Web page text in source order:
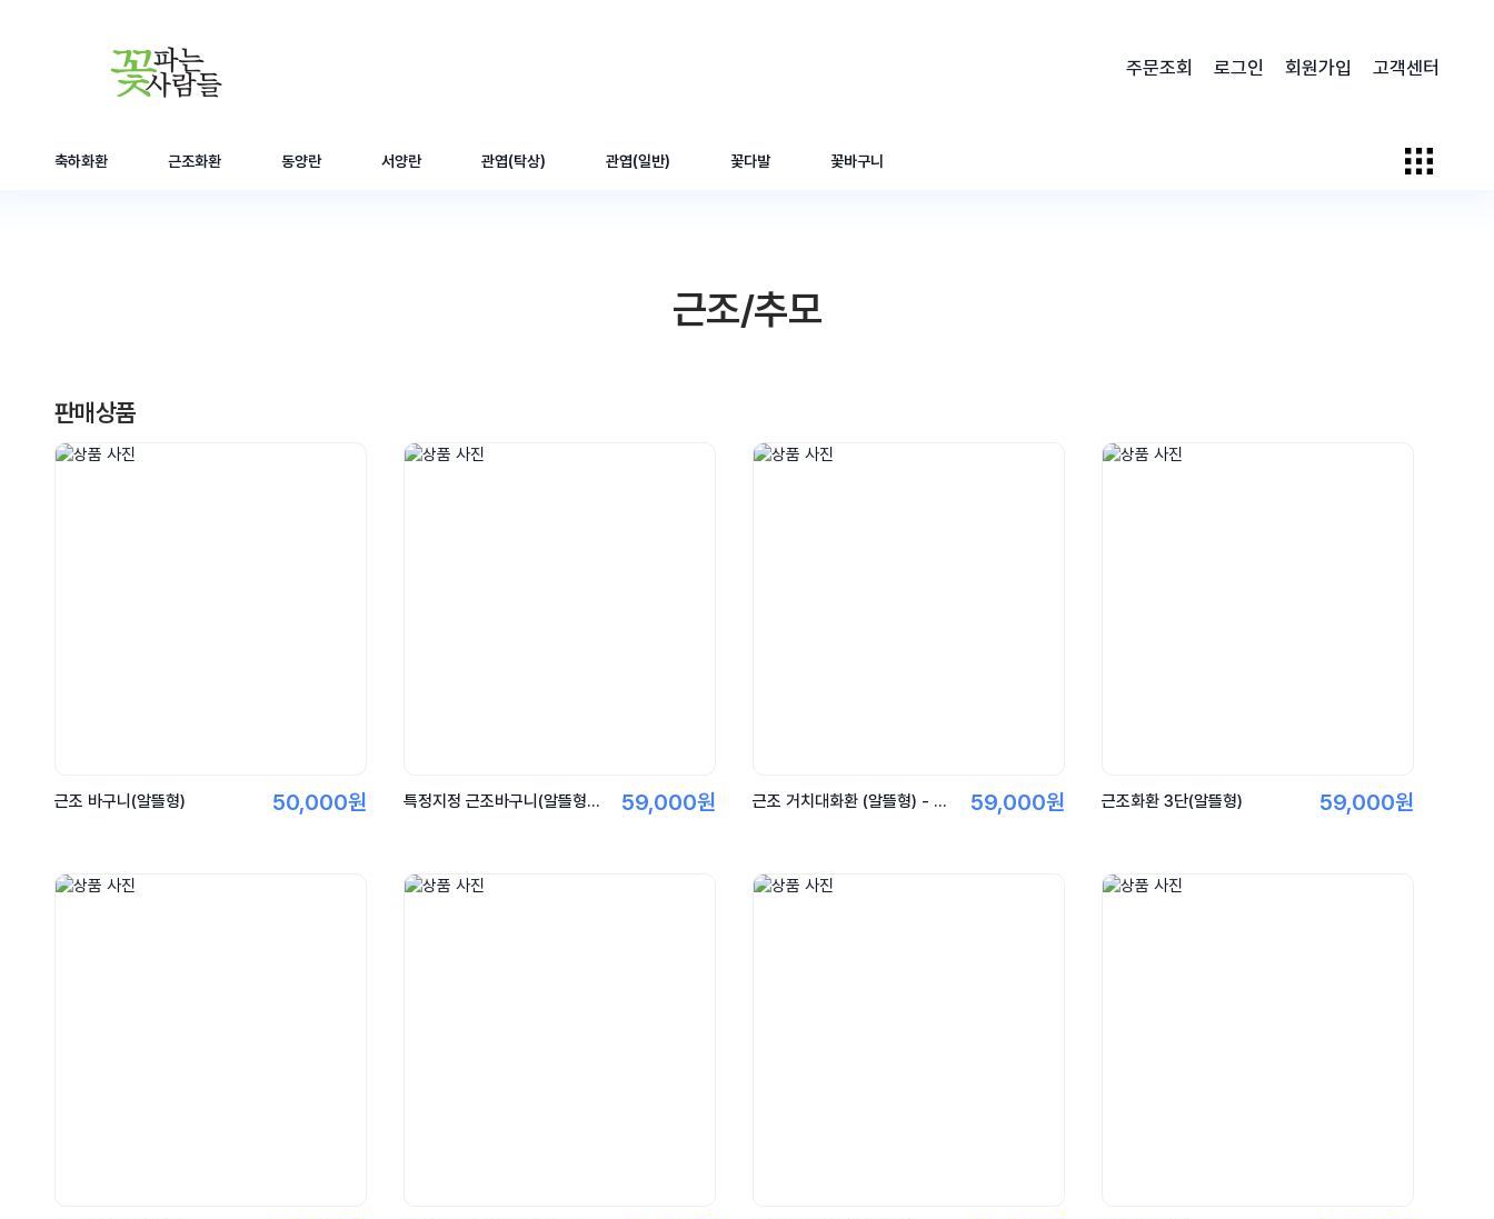
주문조회 로그인 회원가입 고객센터
축하화환 근조화환 동양란 서양란 관엽(탁상) 관엽(일반) 꽃다발 꽃바구니
근조/추모
판매상품
근조 바구니(알뜰형) 50,000원 특정지정 근조바구니(알뜰형)-창원상복공원, 마산의료원, 대구카톨릭, 함안하늘공원, 상주시민장례식장, 고령지역 전체 59,000원 근조 거치대화환 (알뜰형) - 영락공원.동남권원자력.특정장례식장.지역전용화환 59,000원 근조화환 3단(알뜰형) 59,000원